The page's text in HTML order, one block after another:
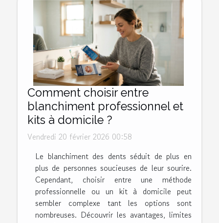
Comment choisir entre
blanchiment professionnel et
kits à domicile ?
Vendredi 20 février 2026 00:58
Le blanchiment des dents séduit de plus en
plus de personnes soucieuses de leur sourire.
Cependant, choisir entre une méthode
professionnelle ou un kit à domicile peut
sembler complexe tant les options sont
nombreuses. Découvrir les avantages, limites